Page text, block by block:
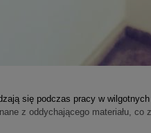
się podczas pracy w
z oddychającego materiału, co